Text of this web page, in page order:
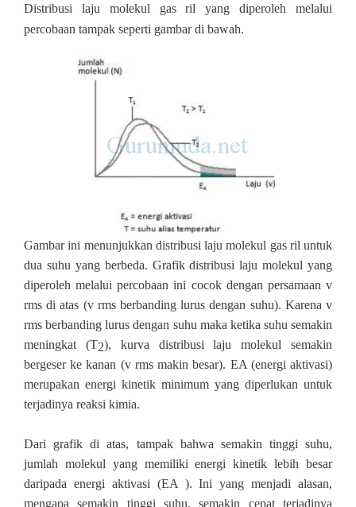
Distribusi laju molekul gas ril yang diperoleh melalui
percobaan tampak seperti gambar di bawah.
Gambar ini menunjukkan distribusi laju molekul gas ril untuk
dua suhu yang berbeda. Grafik distribusi laju molekul yang
diperoleh melalui percobaan ini cocok dengan persamaan v
rms di atas (v rms berbanding lurus dengan suhu). Karena v
rms berbanding lurus dengan suhu maka ketika suhu semakin
meningkat (T2), kurva distribusi laju molekul semakin
bergeser ke kanan (v rms makin besar). EA (energi aktivasi)
merupakan energi kinetik minimum yang diperlukan untuk
terjadinya reaksi kimia.
Dari grafik di atas, tampak bahwa semakin tinggi suhu,
jumlah molekul yang memiliki energi kinetik lebih besar
daripada energi aktivasi (EA ). Ini yang menjadi alasan,
mengapa semakin tinggi suhu, semakin cepat terjadinya